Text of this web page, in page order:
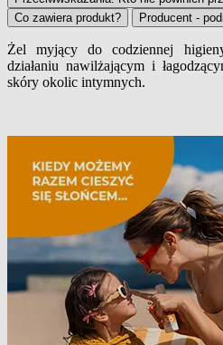
Co zawiera produkt?
Producent -
Opis produktu
Żel myjący do codziennej
działaniu nawilżającym i
skóry okolic intymnych.